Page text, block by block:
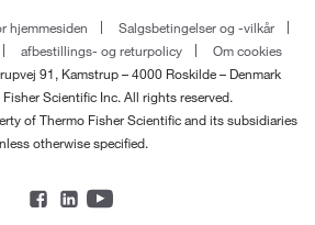
hjemmesiden
Salgsbetingelser og -vilkår
afbestillings- og returpolicy
Om cookies
91, Kamstrup – 4000 Roskilde – Denmark
Scientific Inc. All rights reserved.
of Thermo Fisher Scientific and its subsidiaries
otherwise specified.